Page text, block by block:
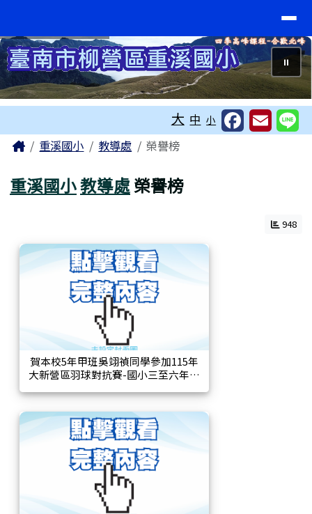
⏸
大 中 小
主內容區域
Home重溪國小 教導處 榮譽榜
重溪國小教導處榮譽榜
948
賀本校5年甲班吳翊禎同學參加115年
大新營區羽球對抗賽-國小三至六年級
頁尾區域